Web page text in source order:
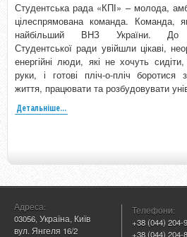
Студентська рада «КПІ» – молода,
цілеспрямована команда. Команда,
найбільший ВНЗ України. До
Студентської ради увійшли цікаві,
енергійні люди, які не хочуть
руки, і готові пліч-о-пліч боротися
життя, працювати та розбудовувати
Детальніше...
Адреса:
03056, Україна, Київ
вул. Янгеля 16/2
Телефони:
+38 (044) 204-
+38 (044)